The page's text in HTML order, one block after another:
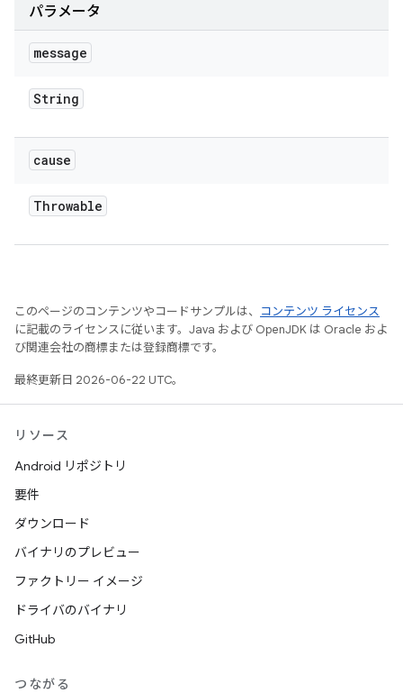
パラメータ
message
String
cause
Throwable
このページのコンテンツやコードサンプルは、
コンテンツ ライセンス
に記載のライセンスに従います。Java および OpenJDK は Oracle およ
び関連会社の商標または登録商標です。
最終更新日 2026-06-22 UTC。
リソース
Android リポジトリ
要件
ダウンロード
バイナリのプレビュー
ファクトリー イメージ
ドライバのバイナリ
GitHub
つながる